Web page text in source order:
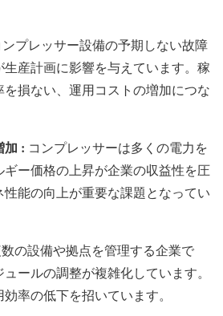
ンプレッサー設備の予期しない故障
産計画に影響を与えています。稼
損ない、運用コストの増加につな
加 : コンプレッサーは多くの電力を
ー価格の上昇が企業の収益性を圧
能の向上が重要な課題となってい
の設備や拠点を管理する企業で
ールの調整が複雑化しています。
率の低下を招いています。